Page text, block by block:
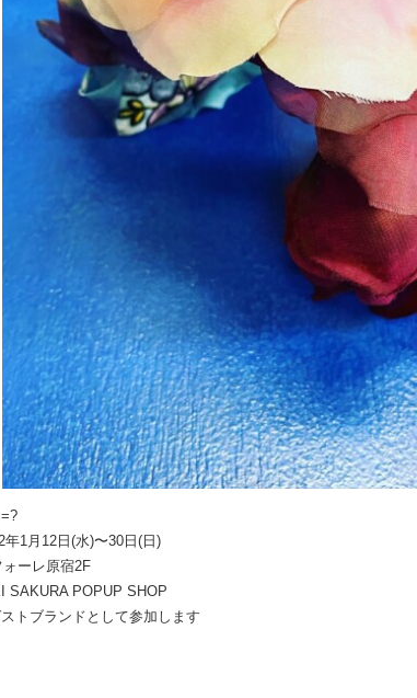
年1月12日(水)〜30日(日)
ォーレ原宿2F
SAKURA POPUP SHOP
トブランドとして参加します